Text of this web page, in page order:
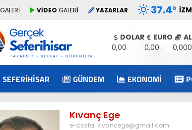
GALERİ VİDEO GALERİ YAZARLAR 37.4°
DOLAR
0,00
EURO
0,00
0,000
SEFERIHISAR GÜNDEM EKONOMI
Kıvanç Ege
e-posta: kivancege@gmail.com